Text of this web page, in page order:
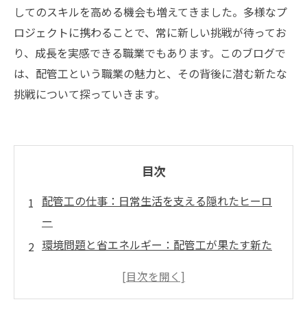
してのスキルを高める機会も増えてきました。多様なプ
ロジェクトに携わることで、常に新しい挑戦が待ってお
り、成長を実感できる職業でもあります。このブログで
は、配管工という職業の魅力と、その背後に潜む新たな
挑戦について探っていきます。
目次
配管工の仕事：日常生活を支える隠れたヒーロ
ー
環境問題と省エネルギー：配管工が果たす新た
技術革新の波に乗る：配管工のスキルアップの